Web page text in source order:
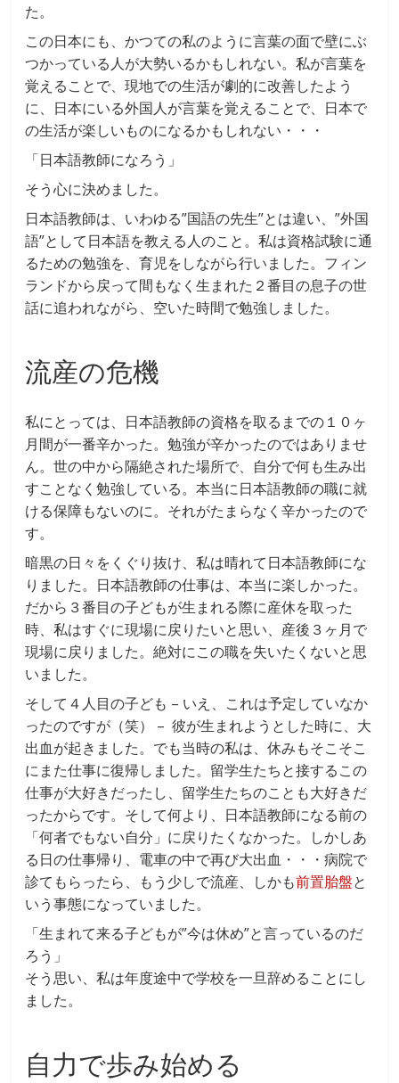
た。
この日本にも、かつての私のように言葉の面で壁にぶ
つかっている人が大勢いるかもしれない。私が言葉を
覚えることで、現地での生活が劇的に改善したよう
に、日本にいる外国人が言葉を覚えることで、日本で
の生活が楽しいものになるかもしれない・・・
「日本語教師になろう」
そう心に決めました。
日本語教師は、いわゆる”国語の先生”とは違い、”外国
語”として日本語を教える人のこと。私は資格試験に通
るための勉強を、育児をしながら行いました。フィン
ランドから戻って間もなく生まれた２番目の息子の世
話に追われながら、空いた時間で勉強しました。
流産の危機
私にとっては、日本語教師の資格を取るまでの１０ヶ
月間が一番辛かった。勉強が辛かったのではありませ
ん。世の中から隔絶された場所で、自分で何も生み出
すことなく勉強している。本当に日本語教師の職に就
ける保障もないのに。それがたまらなく辛かったので
す。
暗黒の日々をくぐり抜け、私は晴れて日本語教師にな
りました。日本語教師の仕事は、本当に楽しかった。
だから３番目の子どもが生まれる際に産休を取った
時、私はすぐに現場に戻りたいと思い、産後３ヶ月で
現場に戻りました。絶対にこの職を失いたくないと思
いました。
そして４人目の子ども – いえ、これは予定していなか
ったのですが（笑） – 彼が生まれようとした時に、大
出血が起きました。でも当時の私は、休みもそこそこ
にまた仕事に復帰しました。留学生たちと接するこの
仕事が大好きだったし、留学生たちのことも大好きだ
ったからです。そして何より、日本語教師になる前の
「何者でもない自分」に戻りたくなかった。しかしあ
る日の仕事帰り、電車の中で再び大出血・・・病院で
診てもらったら、もう少しで流産、しかも前置胎盤と
いう事態になっていました。
「生まれて来る子どもが”今は休め”と言っているのだ
ろう」
そう思い、私は年度途中で学校を一旦辞めることにし
ました。
自力で歩み始める